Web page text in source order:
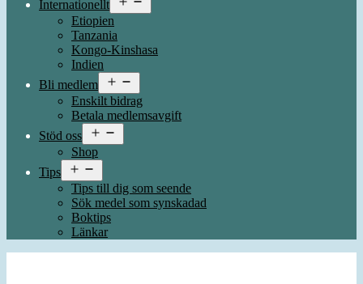
Internationellt
meny
Etiopien
Tanzania
Kongo-Kinshasa
Indien
Bli medlem
meny
Enskilt bidrag
Betala medlemsavgift
Stöd oss
meny
Shop
Tips
meny
Tips till dig som seende
Sök medel som synskadad
Boktips
Länkar